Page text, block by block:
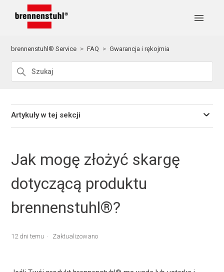
brennenstuhl® Service FAQ Gwarancja i rękojmia
Artykuły w tej sekcji
Jak mogę złożyć skargę
dotyczącą produktu
brennenstuhl®?
12 dni temu Zaktualizowano